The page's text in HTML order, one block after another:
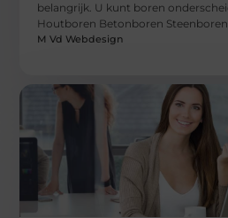
belangrijk. U kunt boren
Houtboren Betonboren
M Vd Webdesign